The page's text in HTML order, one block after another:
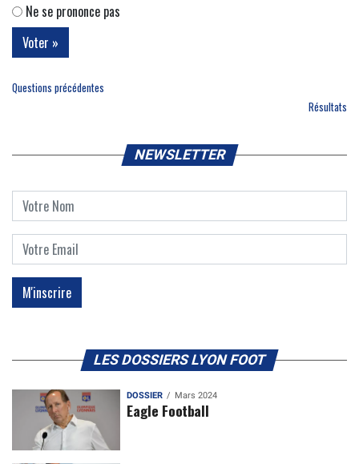
Ne se prononce pas
Questions précédentes
Résultats
NEWSLETTER
LES DOSSIERS LYON FOOT
DOSSIER Mars 2024
Eagle Football